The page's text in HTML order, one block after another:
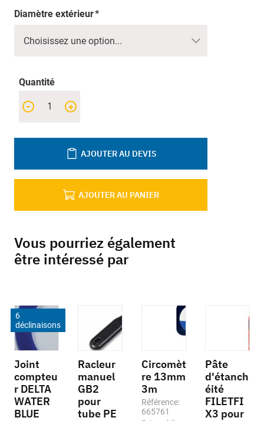
Diamètre extérieur
Quantité
+
-
AJOUTER AU PANIER
AJOUTER AU DEVIS
Vous pourriez également
être intéressé par
6
déclinaisons
Joint
compteu
r DELTA
WATER
BLUE
Racleur
manuel
GB2
pour
tube PE
Circomèt
re 13mm
3m
Référence:
665761
Pâte
d'étanch
éité
FILETFI
X3 pour